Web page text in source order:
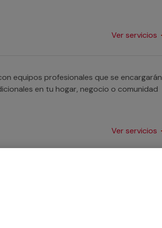
Ver servicios
equipos profesionales que se encargarán
en tu hogar, negocio o comunidad
Ver servicios